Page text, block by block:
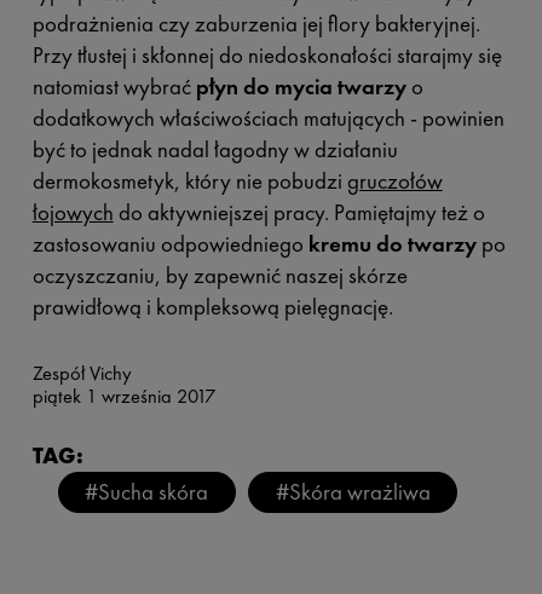
podrażnienia czy zaburzenia jej flory bakteryjnej.
Przy tłustej i skłonnej do niedoskonałości starajmy się
natomiast wybrać płyn do mycia twarzyo
dodatkowych właściwościach matujących - powinien
być to jednak nadal łagodny w działaniu
dermokosmetyk, który nie pobudzi gruczołów
łojowych do aktywniejszej pracy. Pamiętajmy też o
zastosowaniu odpowiedniego kremu do twarzypo
oczyszczaniu, by zapewnić naszej skórze
prawidłową i kompleksową pielęgnację.
Zespół Vichy
piątek 1 września 2017
TAG:
#Sucha skóra
#Skóra wrażliwa